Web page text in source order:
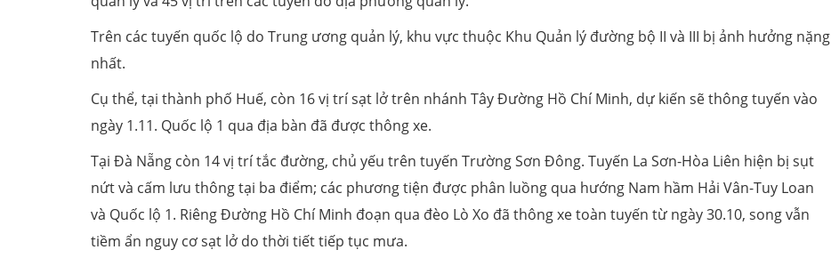
Trên các tuyến quốc lộ do Trung ương quản lý, khu vực thuộc Khu Quản lý đường bộ II và III bị ảnh hưởng nặng
nhất.
Cụ thể, tại thành phố Huế, còn 16 vị trí sạt lở trên nhánh Tây Đường Hồ Chí Minh, dự kiến sẽ thông tuyến vào
ngày 1.11. Quốc lộ 1 qua địa bàn đã được thông xe.
Tại Đà Nẵng còn 14 vị trí tắc đường, chủ yếu trên tuyến Trường Sơn Đông. Tuyến La Sơn-Hòa Liên hiện bị sụt
nứt và cấm lưu thông tại ba điểm; các phương tiện được phân luồng qua hướng Nam hầm Hải Vân-Tuy Loan
và Quốc lộ 1. Riêng Đường Hồ Chí Minh đoạn qua đèo Lò Xo đã thông xe toàn tuyến từ ngày 30.10, song vẫn
tiềm ẩn nguy cơ sạt lở do thời tiết tiếp tục mưa.